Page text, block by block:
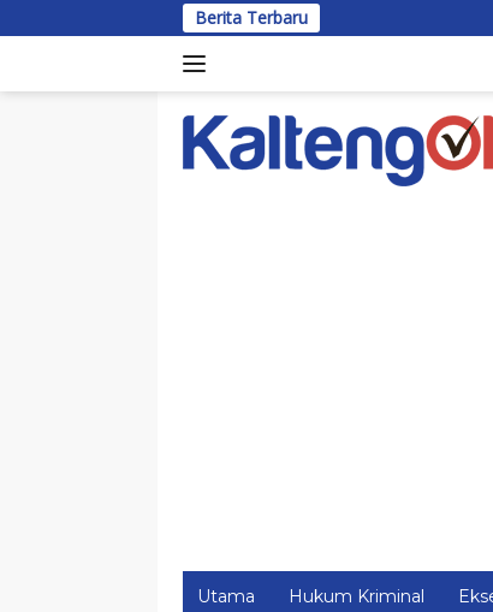
ke
Berita Terbaru
Utama Hukum Kriminal